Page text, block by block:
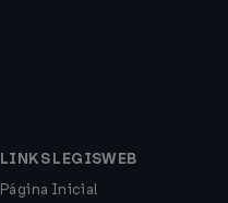
LINKS LEGISWEB
Página Inicial